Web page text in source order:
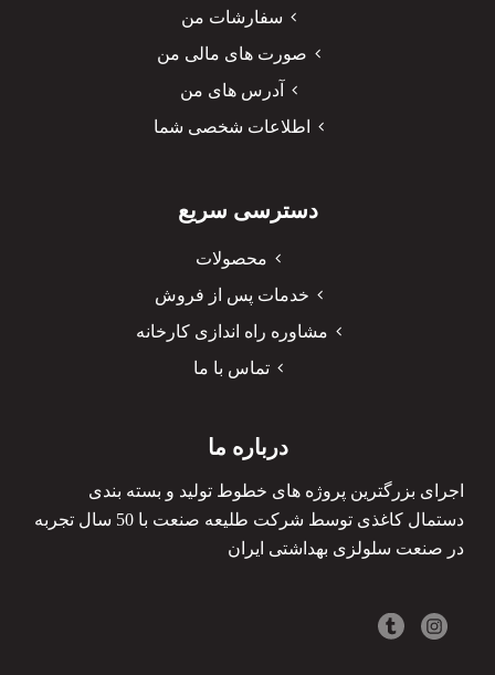
سفارشات من
صورت های مالی من
آدرس های من
اطلاعات شخصی شما
دسترسی سریع
محصولات
خدمات پس از فروش
مشاوره راه اندازی کارخانه
تماس با ما
درباره ما
اجرای بزرگترین پروژه های خطوط تولید و بسته بندی
دستمال کاغذی توسط شرکت طلیعه صنعت با 50 سال تجربه
در صنعت سلولزی بهداشتی ایران